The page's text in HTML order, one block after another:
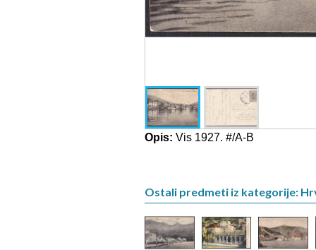
Opis: Vis 1927. #/A-B
Ostali predmeti iz kategorije: